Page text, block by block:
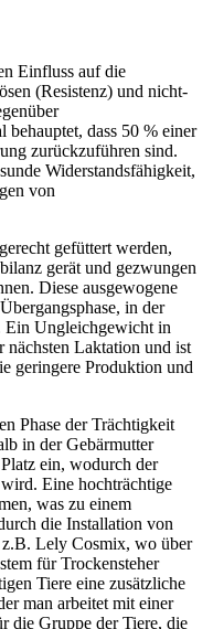
Einfluss auf die
(Resistenz) und nicht-
behauptet, dass 50 % einer
zurückzuführen sind.
Widerstandsfähigkeit,
von
gefüttert werden,
gerät und gezwungen
Diese ausgewogene
in der
Ein Ungleichgewicht in
nächsten Laktation und ist
geringere Produktion und
Phase der Trächtigkeit
in der Gebärmutter
ein, wodurch der
Eine hochträchtige
was zu einem
die Installation von
Lely Cosmix, wo über
für Trockensteher
Tiere eine zusätzliche
man arbeitet mit einer
die Gruppe der Tiere, die